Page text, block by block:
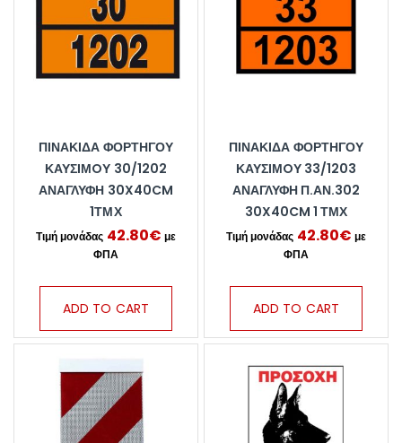
ΠΙΝΑΚΊΔΑ ΦΟΡΤΗΓΟΎ
ΚΑΥΣΊΜOΥ 30/1202
ΑΝΆΓΛΥΦΗ 30X40CM
1ΤΜΧ
42.80€
ADD TO CART
ΠΙΝΑΚΊΔΑ ΦΟΡΤΗΓΟΎ
ΚΑΥΣΊΜOΥ 33/1203
ΑΝΆΓΛΥΦΗ Π.ΑΝ.302
30X40CM 1 ΤΜΧ
42.80€
ADD TO CART